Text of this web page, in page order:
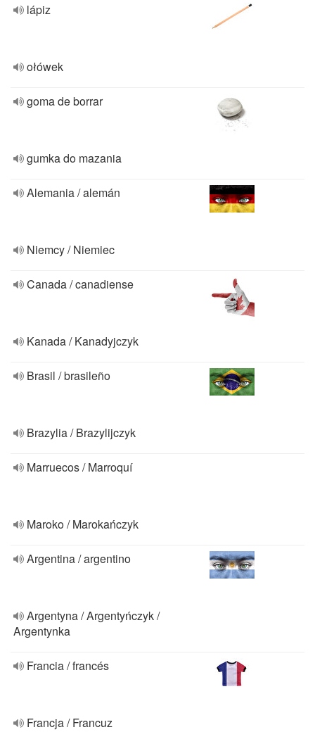
lápiz
ołówek
goma de borrar
gumka do mazania
Alemania / alemán
Niemcy / Niemiec
Canada / canadiense
Kanada / Kanadyjczyk
Brasil / brasileño
Brazylia / Brazylijczyk
Marruecos / Marroquí
Maroko / Marokańczyk
Argentina / argentino
Argentyna / Argentyńczyk /
Argentynka
Francia / francés
Francja / Francuz